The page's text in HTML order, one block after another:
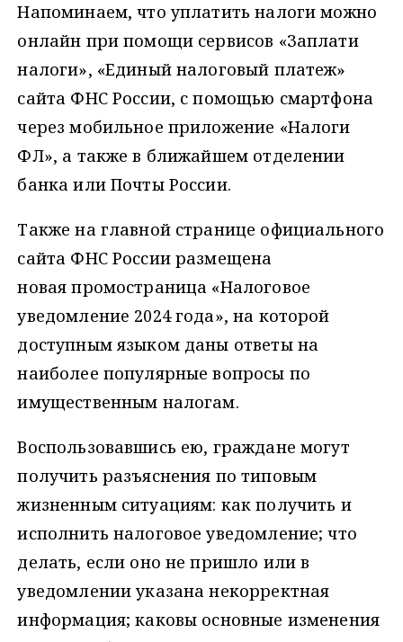
Напоминаем, что уплатить налоги можно
онлайн при помощи сервисов «Заплати
налоги», «Единый налоговый платеж»
сайта ФНС России, с помощью смартфона
через мобильное приложение «Налоги
ФЛ», а также в ближайшем отделении
банка или Почты России.
Также на главной странице официального
сайта ФНС России размещена
новая промостраница «Налоговое
уведомлениe 2024 года», на которой
доступным языком даны ответы на
наиболее популярные вопросы по
имущественным налогам.
Воспользовавшись ею, граждане могут
получить разъяснения по типовым
жизненным ситуациям: как получить и
исполнить налоговое уведомление; что
делать, если оно не пришло или в
уведомлении указана некорректная
информация; каковы основные изменения